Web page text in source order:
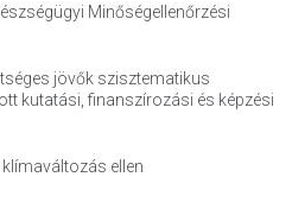
Minőségellenőrzési
jövők szisztematikus
kutatási, finanszírozási és képzési
ellen